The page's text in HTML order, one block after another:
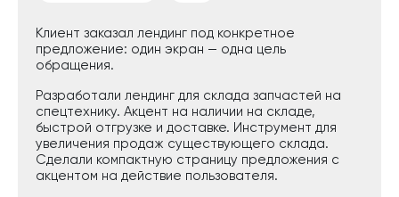
Клиент заказал лендинг под конкретное
предложение: один экран — одна цель
обращения.
Разработали лендинг для склада запчастей на
спецтехнику. Акцент на наличии на складе,
быстрой отгрузке и доставке. Инструмент для
увеличения продаж существующего склада.
Сделали компактную страницу предложения с
акцентом на действие пользователя.